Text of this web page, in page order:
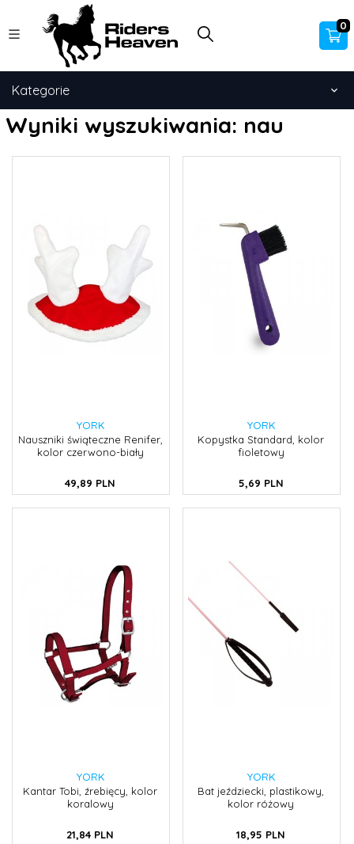
0
Kategorie
Wyniki wyszukiwania: nau
YORK
Nauszniki świąteczne Renifer,
kolor czerwono-biały
49,89 PLN
YORK
Kopystka Standard, kolor
fioletowy
5,69 PLN
YORK
Kantar Tobi, źrebięcy, kolor
koralowy
21,84 PLN
YORK
Bat jeździecki, plastikowy,
kolor różowy
18,95 PLN